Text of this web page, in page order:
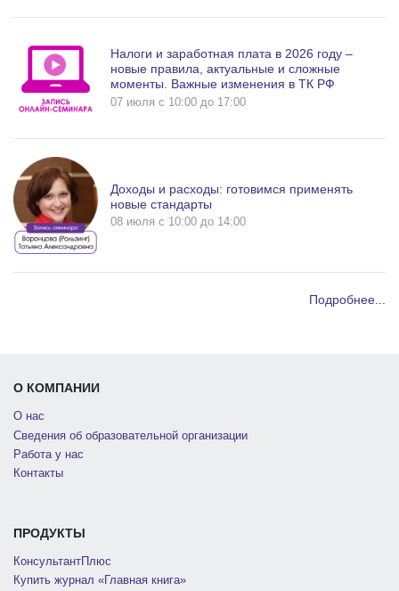
Налоги и заработная плата в 2026 году –
новые правила, актуальные и сложные
моменты. Важные изменения в ТК РФ
07 июля c 10:00 до 17:00
Доходы и расходы: готовимся применять
новые стандарты
08 июля c 10:00 до 14:00
Подробнее...
О КОМПАНИИ
О нас
Сведения об образовательной организации
Работа у нас
Контакты
ПРОДУКТЫ
КонсультантПлюс
Купить журнал «Главная книга»